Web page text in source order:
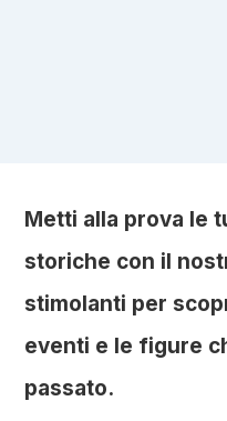
Metti alla prova le
storiche con il
stimolanti per
eventi e le figure
passato.